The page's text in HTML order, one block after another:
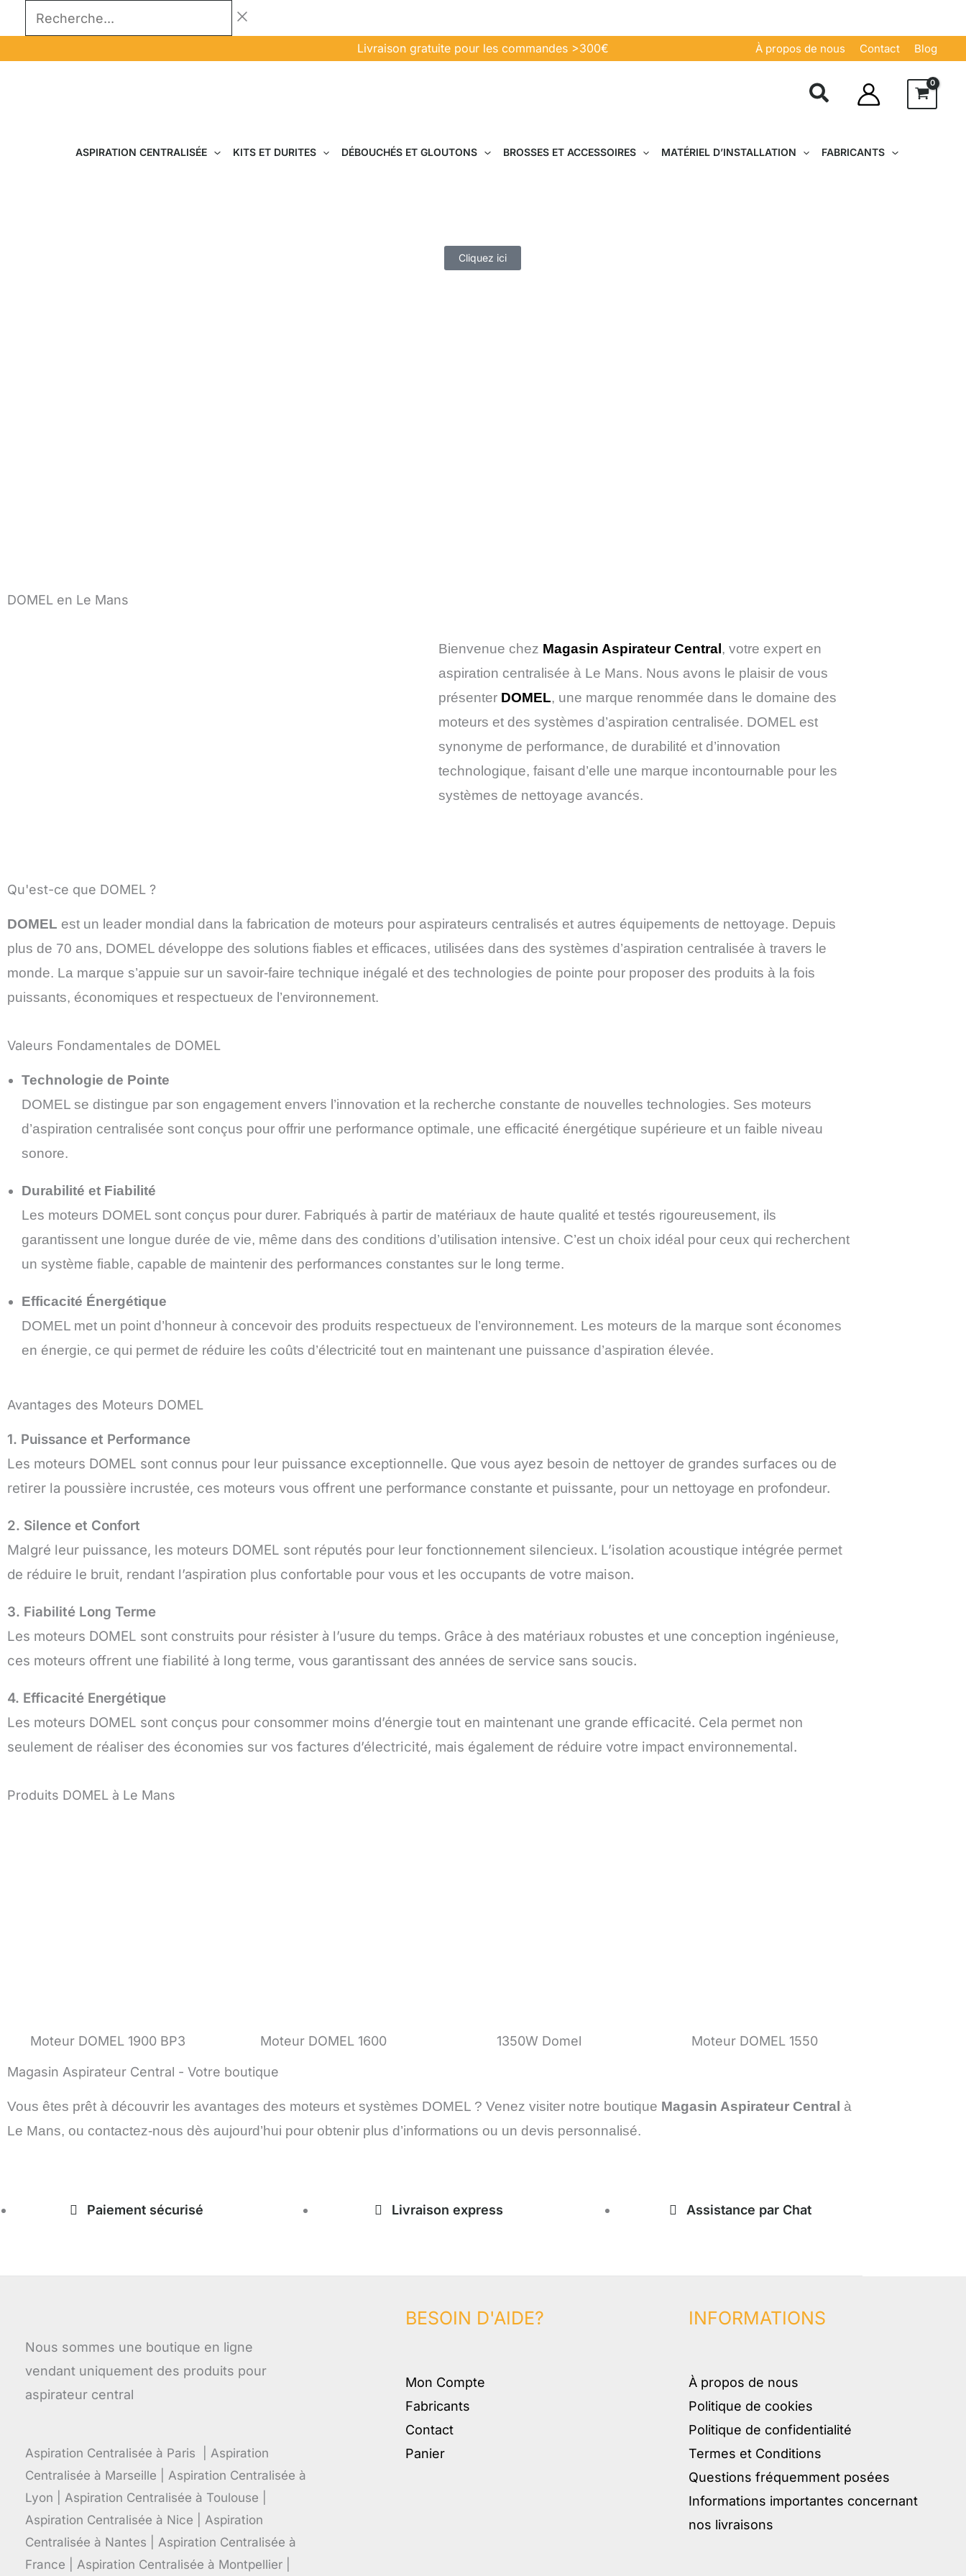
au
contenu
Recherche...
Livraison gratuite pour les commandes >300€ À propos de nous Contact Blog
ASPIRATION CENTRALISÉE KITS ET DURITES DÉBOUCHÉS ET GLOUTONS BROSSES ET ACCESSOIRES MATÉRIEL D’INSTALLATION FABRICANTS
Cliquez ici
DOMEL en Le Mans
Bienvenue chez Magasin Aspirateur Central , votre expert en
aspiration centralisée à Le Mans. Nous avons le plaisir de vous
présenter DOMEL, une marque renommée dans le domaine des
moteurs et des systèmes d’aspiration centralisée. DOMEL est
synonyme de performance, de durabilité et d’innovation
technologique, faisant d’elle une marque incontournable pour les
systèmes de nettoyage avancés.
Qu'est-ce que DOMEL ?
DOMEL est un leader mondial dans la fabrication de moteurs pour aspirateurs centralisés et autres équipements de nettoyage. Depuis
plus de 70 ans, DOMEL développe des solutions fiables et efficaces, utilisées dans des systèmes d’aspiration centralisée à travers le
monde. La marque s’appuie sur un savoir-faire technique inégalé et des technologies de pointe pour proposer des produits à la fois
puissants, économiques et respectueux de l’environnement.
Valeurs Fondamentales de DOMEL
Technologie de Pointe
DOMEL se distingue par son engagement envers l’innovation et la recherche constante de nouvelles technologies. Ses moteurs
d’aspiration centralisée sont conçus pour offrir une performance optimale, une efficacité énergétique supérieure et un faible niveau
sonore.
Durabilité et Fiabilité
Les moteurs DOMEL sont conçus pour durer. Fabriqués à partir de matériaux de haute qualité et testés rigoureusement, ils
garantissent une longue durée de vie, même dans des conditions d’utilisation intensive. C’est un choix idéal pour ceux qui recherchent
un système fiable, capable de maintenir des performances constantes sur le long terme.
Efficacité Énergétique
DOMEL met un point d’honneur à concevoir des produits respectueux de l’environnement. Les moteurs de la marque sont économes
en énergie, ce qui permet de réduire les coûts d’électricité tout en maintenant une puissance d’aspiration élevée.
Avantages des Moteurs DOMEL
1. Puissance et Performance
Les moteurs DOMEL sont connus pour leur puissance exceptionnelle. Que vous ayez besoin de nettoyer de grandes surfaces ou de
retirer la poussière incrustée, ces moteurs vous offrent une performance constante et puissante, pour un nettoyage en profondeur.
2. Silence et Confort
Malgré leur puissance, les moteurs DOMEL sont réputés pour leur fonctionnement silencieux. L’isolation acoustique intégrée permet
de réduire le bruit, rendant l’aspiration plus confortable pour vous et les occupants de votre maison.
3. Fiabilité Long Terme
Les moteurs DOMEL sont construits pour résister à l’usure du temps. Grâce à des matériaux robustes et une conception ingénieuse,
ces moteurs offrent une fiabilité à long terme, vous garantissant des années de service sans soucis.
4. Efficacité Energétique
Les moteurs DOMEL sont conçus pour consommer moins d’énergie tout en maintenant une grande efficacité. Cela permet non
seulement de réaliser des économies sur vos factures d’électricité, mais également de réduire votre impact environnemental.
Produits DOMEL à Le Mans
Moteur DOMEL 1900 BP3 Moteur DOMEL 1600 1350W Domel Moteur DOMEL 1550
Magasin Aspirateur Central - Votre boutique
Vous êtes prêt à découvrir les avantages des moteurs et systèmes DOMEL ? Venez visiter notre boutique Magasin Aspirateur Central à
Le Mans, ou contactez-nous dès aujourd’hui pour obtenir plus d’informations ou un devis personnalisé.
Paiement sécurisé Livraison express Assistance par Chat
Nous sommes une boutique en ligne
vendant uniquement des produits pour
aspirateur central
Aspiration Centralisée à Paris | Aspiration
Centralisée à Marseille | Aspiration Centralisée à
Lyon | Aspiration Centralisée à Toulouse |
Aspiration Centralisée à Nice | Aspiration
Centralisée à Nantes | Aspiration Centralisée à
France | Aspiration Centralisée à Montpellier |
BESOIN D'AIDE?
Mon Compte
Fabricants
Contact
Panier
INFORMATIONS
À propos de nous
Politique de cookies
Politique de confidentialité
Termes et Conditions
Questions fréquemment posées
Informations importantes concernant
nos livraisons​